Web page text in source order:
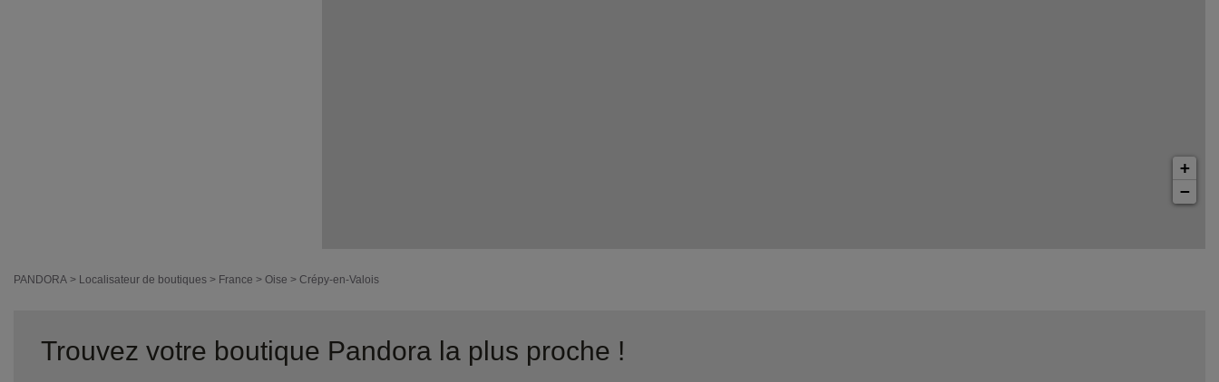
+
−
PANDORA > Localisateur de boutiques > France > Oise > Crépy-en-Valois
Trouvez votre boutique Pandora la plus proche !